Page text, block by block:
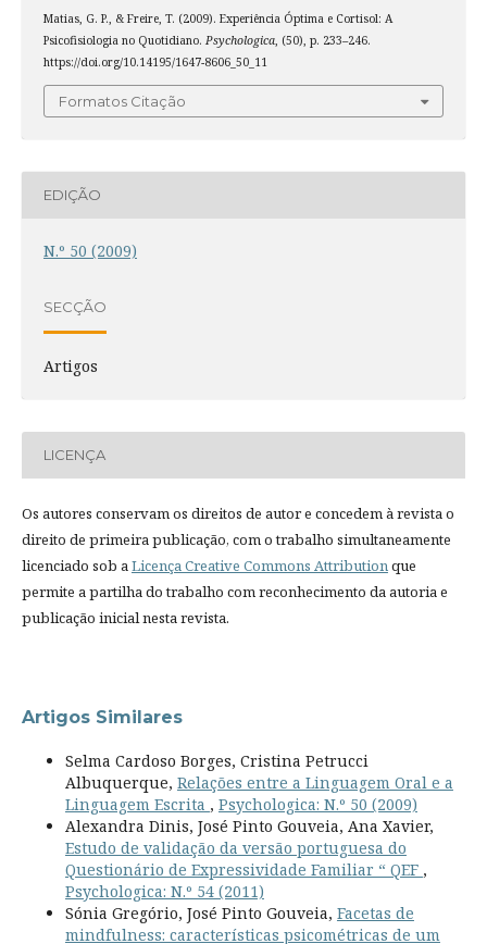
Matias, G. P., & Freire, T. (2009). Experiência Óptima e Cortisol: A
Psicofisiologia no Quotidiano. Psychologica, (50), p. 233–246.
https://doi.org/10.14195/1647-8606_50_11
Formatos Citação
EDIÇÃO
N.º 50 (2009)
SECÇÃO
Artigos
LICENÇA
Os autores conservam os direitos de autor e concedem à revista o
direito de primeira publicação, com o trabalho simultaneamente
licenciado sob aLicença Creative Commons Attributionque
permite a partilha do trabalho com reconhecimento da autoria e
publicação inicial nesta revista.
Artigos Similares
Selma Cardoso Borges, Cristina Petrucci
Albuquerque, Relações entre a Linguagem Oral e a
Linguagem Escrita , Psychologica: N.º 50 (2009)
Alexandra Dinis, José Pinto Gouveia, Ana Xavier,
Estudo de validação da versão portuguesa do
Questionário de Expressividade Familiar “ QEF ,
Psychologica: N.º 54 (2011)
Sónia Gregório, José Pinto Gouveia, Facetas de
mindfulness: características psicométricas de um